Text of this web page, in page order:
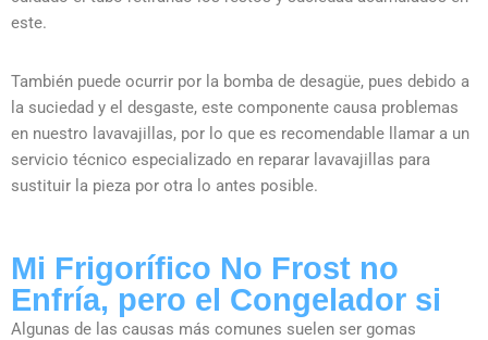
este.
También puede ocurrir por la bomba de desagüe, pues debido a
la suciedad y el desgaste, este componente causa problemas
en nuestro lavavajillas, por lo que es recomendable llamar a un
servicio técnico especializado en reparar lavavajillas para
sustituir la pieza por otra lo antes posible.
Mi Frigorífico No Frost no
Enfría, pero el Congelador si
Algunas de las causas más comunes suelen ser gomas